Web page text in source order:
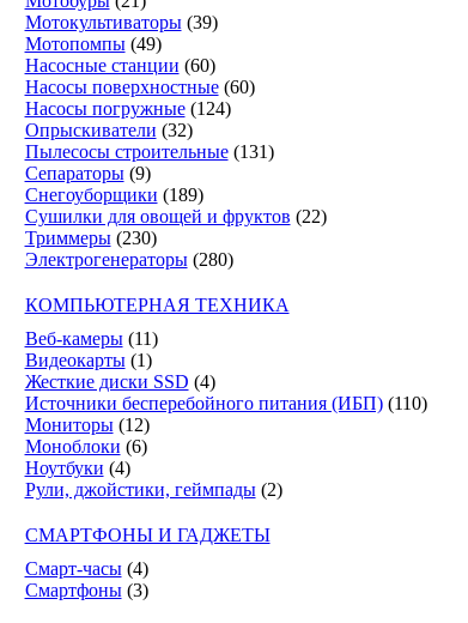
Мотокультиваторы (39)
Мотопомпы (49)
Насосные станции (60)
Насосы поверхностные (60)
Насосы погружные (124)
Опрыскиватели (32)
Пылесосы строительные (131)
Сепараторы (9)
Снегоуборщики (189)
Сушилки для овощей и фруктов (22)
Триммеры (230)
Электрогенераторы (280)
КОМПЬЮТЕРНАЯ ТЕХНИКА
Веб-камеры (11)
Видеокарты (1)
Жесткие диски SSD (4)
Источники бесперебойного питания (ИБП) (110)
Мониторы (12)
Моноблоки (6)
Ноутбуки (4)
Рули, джойстики, геймпады (2)
СМАРТФОНЫ И ГАДЖЕТЫ
Смарт-часы (4)
Смартфоны (3)